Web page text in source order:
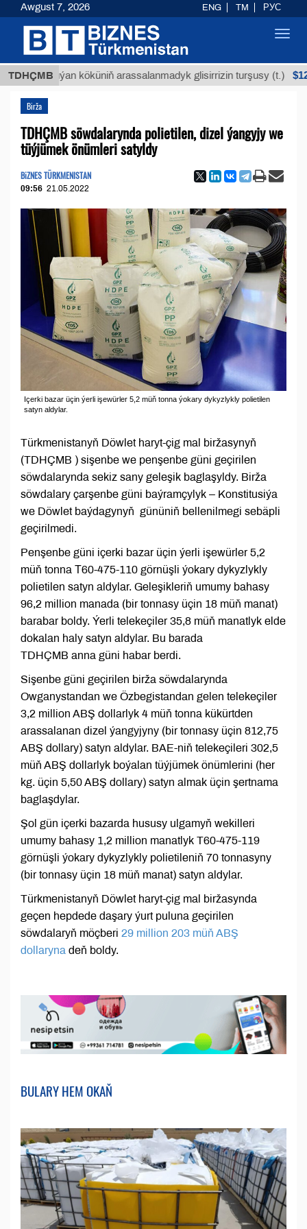
TDHÇMB
Buýan köküniň arassalanmadyk glisirrizin turşusy (t.) $12935,18
Birža
TDHÇMB söwdalarynda polietilen, dizel ýangyjy we
tüýjümek önümleri satyldy
BiZNES TÜRKMENISTAN
09:56 21.05.2022
Içerki bazar üçin ýerli işewürler 5,2 müň tonna ýokary dykyzlykly polietilen
satyn aldylar.
Türkmenistanyň Döwlet haryt-çig mal biržasynyň
(TDHÇMB ) sişenbe we penşenbe güni geçirilen
söwdalarynda sekiz sany geleşik baglaşyldy. Birža
söwdalary çarşenbe güni baýramçylyk – Konstitusiýa
we Döwlet baýdagynyň gününiň bellenilmegi sebäpli
geçirilmedi.
Penşenbe güni içerki bazar üçin ýerli işewürler 5,2
müň tonna Т60-475-110 görnüşli ýokary dykyzlykly
polietilen satyn aldylar. Geleşikleriň umumy bahasy
96,2 million manada (bir tonnasy üçin 18 müň manat)
barabar boldy. Ýerli telekeçiler 35,8 müň manatlyk elde
dokalan haly satyn aldylar. Bu barada
TDHÇMB anna güni habar berdi.
Sişenbe güni geçirilen birža söwdalarynda
Owganystandan we Özbegistandan gelen telekeçiler
3,2 million ABŞ dollarlyk 4 müň tonna kükürtden
arassalanan dizel ýangyjyny (bir tonnasy üçin 812,75
ABŞ dollary) satyn aldylar. BAE-niň telekeçileri 302,5
müň ABŞ dollarlyk boýalan tüýjümek önümlerini (her
kg. üçin 5,50 ABŞ dollary) satyn almak üçin şertnama
baglaşdylar.
Şol gün içerki bazarda hususy ulgamyň wekilleri
umumy bahasy 1,2 million manatlyk T60-475-119
görnüşli ýokary dykyzlykly polietileniň 70 tonnasyny
(bir tonnasy üçin 18 müň manat) satyn aldylar.
Türkmenistanyň Döwlet haryt-çig mal biržasynda
geçen hepdede daşary ýurt puluna geçirilen
söwdalaryň möçberi 29 million 203 müň ABŞ
dollaryna deň boldy.
BULARY HEM OKAŇ
Awgust 7, 2026 ENG TM РУС